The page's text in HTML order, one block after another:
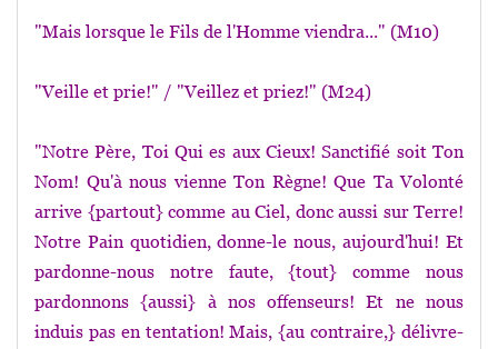
"Mais lorsque le Fils de l'Homme viendra..." (M10)
"Veille et prie!" / "Veillez et priez!" (M24)
"Notre Père, Toi Qui es aux Cieux! Sanctifié soit Ton
Nom! Qu'à nous vienne Ton Règne! Que Ta Volonté
arrive {partout} comme au Ciel, donc aussi sur Terre!
Notre Pain quotidien, donne-le nous, aujourd'hui! Et
pardonne-nous notre faute, {tout} comme nous
pardonnons {aussi} à nos offenseurs! Et ne nous
induis pas en tentation! Mais, {au contraire,} délivre-